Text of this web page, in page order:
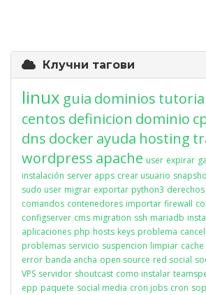
Клучни тагови
linux guia dominios
centos definicion dominio
dns dockerayuda hosting
wordpress apache user expirar
instalación server apps crear usuario
sudo user migrar exportar python3 derechos
comandos contenedores importar firewall
configserver cms migration ssh mariadb
aplicaciones php hosts keys problema
problemas servicio suspencion limpiar cache
error banda ancha open source red social
VPS servidor shoutcast como instalar
epp paquete social media cron jobs cron